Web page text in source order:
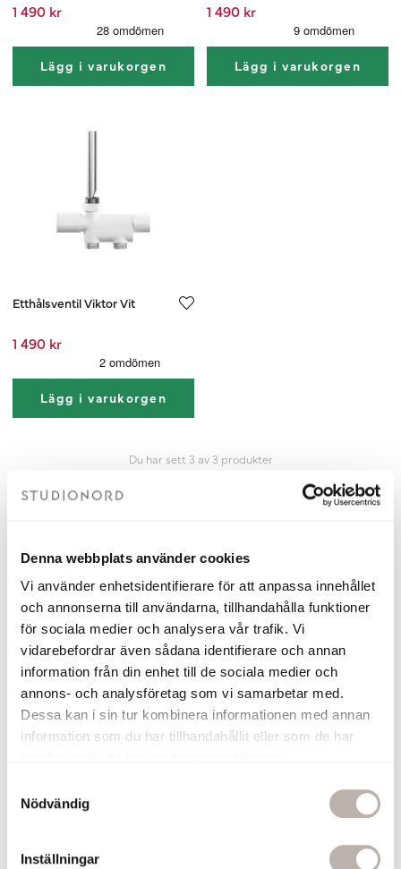
Denna webbplats använder cookies
Vi använder enhetsidentifierare för att anpassa innehållet
och annonserna till användarna, tillhandahålla funktioner
för sociala medier och analysera vår trafik. Vi
vidarebefordrar även sådana identifierare och annan
information från din enhet till de sociala medier och
annons- och analysföretag som vi samarbetar med.
Dessa kan i sin tur kombinera informationen med annan
information som du har tillhandahållit eller som de har
Nödvändig
Inställningar
1 490 kr
Lägg i varukorgen
1 490 kr
Lägg i varukorgen
Etthålsventil Viktor Vit
1 490 kr
Lägg i varukorgen
Du har sett 3 av 3 produkter
Guide om uppvärmning Handdukstorkar
Ventil till vattenburen
handdukstork
används när du ska ansluta en
vattenburen handdukstork till husets värmesystem. Ventilen
StudioNord hittar du ventiler i krom, mattsvart och vitt för att